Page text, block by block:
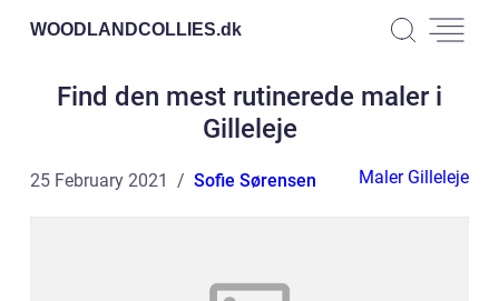
WOODLANDCOLLIES.dk
Find den mest rutinerede maler i
Gilleleje
25 February 2021 Sofie Sørensen Maler Gilleleje